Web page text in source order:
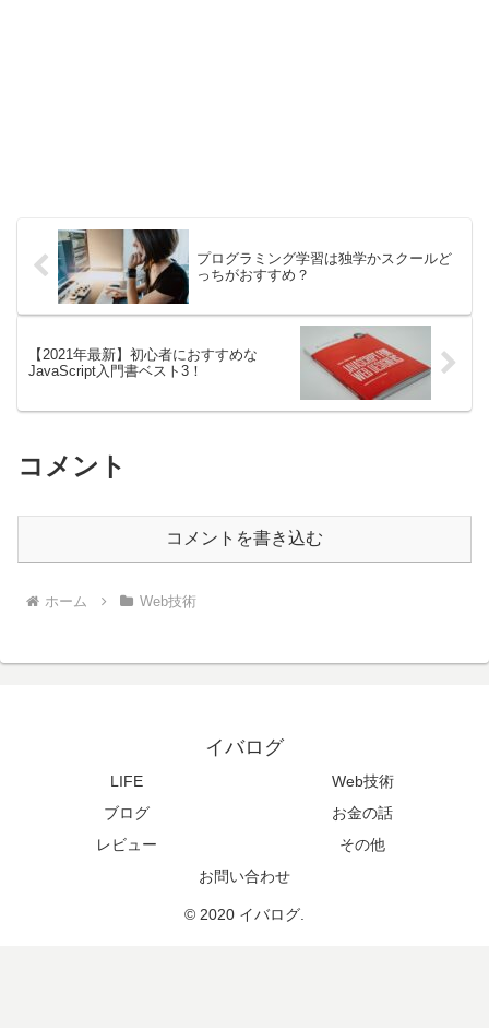
プログラミング学習は独学かスクールど
っちがおすすめ？
【2021年最新】初心者におすすめな
JavaScript入門書ベスト3！
コメント
コメントを書き込む
ホーム Web技術
イバログ
LIFE
Web技術
ブログ
お金の話
レビュー
その他
お問い合わせ
© 2020 イバログ.